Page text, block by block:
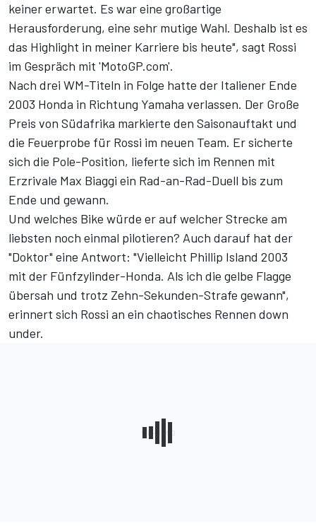
keiner erwartet. Es war eine großartige
Herausforderung, eine sehr mutige Wahl. Deshalb ist es
das Highlight in meiner Karriere bis heute", sagt Rossi
im Gespräch mit 'MotoGP.com'.
Nach drei WM-Titeln in Folge hatte der Italiener Ende
2003 Honda in Richtung Yamaha verlassen. Der Große
Preis von Südafrika markierte den Saisonauftakt und
die Feuerprobe für Rossi im neuen Team. Er sicherte
sich die Pole-Position, lieferte sich im Rennen mit
Erzrivale Max Biaggi ein Rad-an-Rad-Duell bis zum
Ende und gewann.
Und welches Bike würde er auf welcher Strecke am
liebsten noch einmal pilotieren? Auch darauf hat der
"Doktor" eine Antwort: "Vielleicht Phillip Island 2003
mit der Fünfzylinder-Honda. Als ich die gelbe Flagge
übersah und trotz Zehn-Sekunden-Strafe gewann",
erinnert sich Rossi an ein chaotisches Rennen down
under.